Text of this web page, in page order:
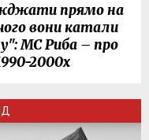
прямо на
вони катали
МС Риба – про
2000х